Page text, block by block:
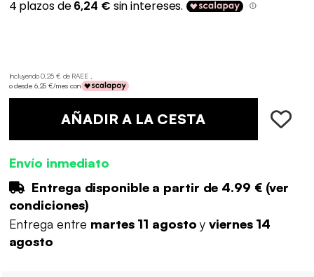
Incluyendo 0,25 € de RAEE .
o desde 6,25 €/mes con
AÑADIR A LA CESTA
Envío inmediato
Entrega disponible a partir de 4.99 €(ver
condiciones)
Entrega entre martes 11 agostoyviernes 14
agosto